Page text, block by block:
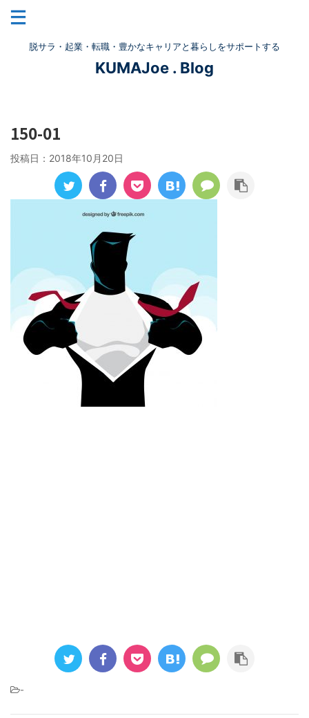
脱サラ・起業・転職・豊かなキャリアと暮らしをサポートする
KUMAJoe . Blog
150-01
投稿日： 2018年10月20日
-